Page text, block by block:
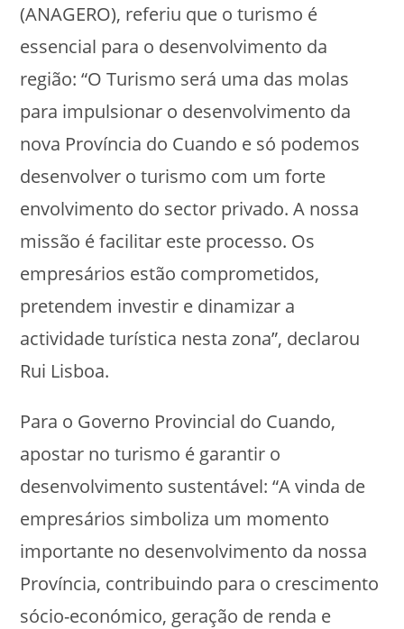
(ANAGERO), referiu que o turismo é
essencial para o desenvolvimento da
região: “O Turismo será uma das molas
para impulsionar o desenvolvimento da
nova Província do Cuando e só podemos
desenvolver o turismo com um forte
envolvimento do sector privado. A nossa
missão é facilitar este processo. Os
empresários estão comprometidos,
pretendem investir e dinamizar a
actividade turística nesta zona”, declarou
Rui Lisboa.
Para o Governo Provincial do Cuando,
apostar no turismo é garantir o
desenvolvimento sustentável: “A vinda de
empresários simboliza um momento
importante no desenvolvimento da nossa
Província, contribuindo para o crescimento
sócio-económico, geração de renda e